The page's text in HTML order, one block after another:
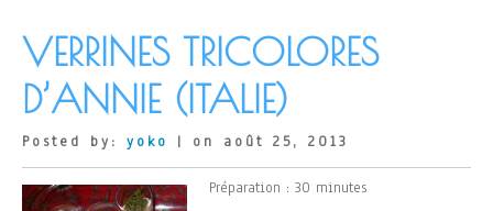
VERRINES TRICOLORES
D’ANNIE (ITALIE)
Posted by: yoko | on août 25, 2013
Préparation : 30 minutes